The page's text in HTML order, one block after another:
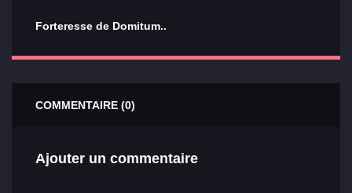
Forteresse de Domitum..
COMMENTAIRE (0)
Ajouter un commentaire